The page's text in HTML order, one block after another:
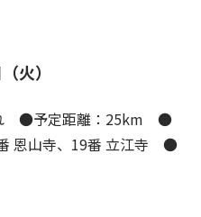
火）
●予定距離：25km ●
恩山寺、19番 立江寺 ●